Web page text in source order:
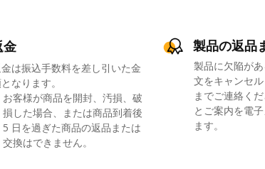
金
は振込手数料を差し引いた金
なります。
お客様が商品を開封、汚損、破
損した場合、または商品到着後
5 日を過ぎた商品の返品または
交換はできません。
製品の返品
製品に欠陥が
文をキャンセ
までご連絡く
とご案内を電
ます。